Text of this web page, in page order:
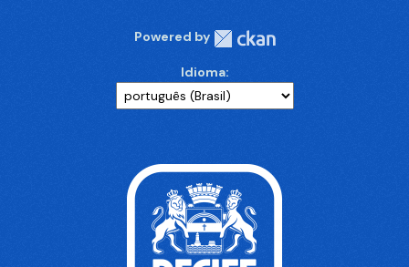
Powered by
Idioma